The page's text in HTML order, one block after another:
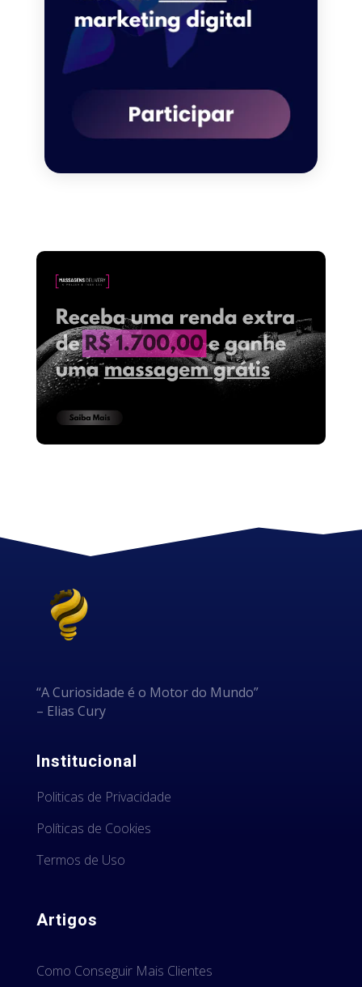
“A Curiosidade é o Motor do Mundo”
– Elias Cury
Institucional
Politicas de Privacidade
Políticas de Cookies
Termos de Uso
Artigos
Como Conseguir Mais Clientes